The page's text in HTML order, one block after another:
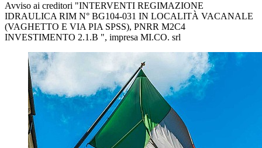
Avviso ai creditori "INTERVENTI REGIMAZIONE
IDRAULICA RIM N° BG104-031 IN LOCALITÀ VACANALE
(VAGHETTO E VIA PIA SPSS), PNRR M2C4
INVESTIMENTO 2.1.B ", impresa MI.CO. srl